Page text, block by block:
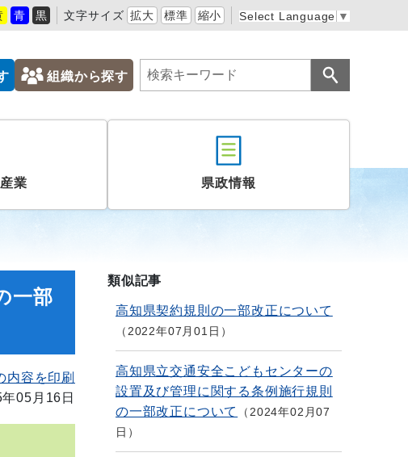
青 黒 文字サイズ 拡大 標準 縮小 Select Language ▼
組織から探す
業 県政情報
一部
内容を印刷
05月16日
類似記事
高知県契約規則の一部改正について
2022年07月01日
高知県立交通安全こどもセンターの
設置及び管理に関する条例施行規則
の一部改正について
2024年02月07
日